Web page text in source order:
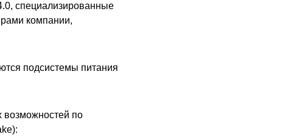
специализированные
компании,
подсистемы питания
по